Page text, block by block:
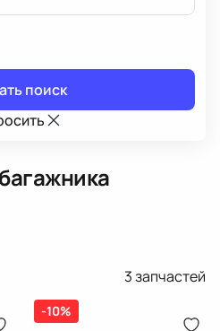
поиск
3запчастей
-10%